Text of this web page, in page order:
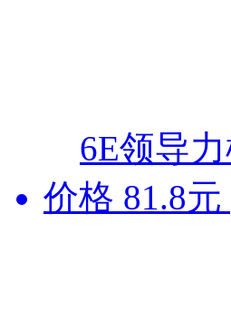
6E领导
价格 81.8元